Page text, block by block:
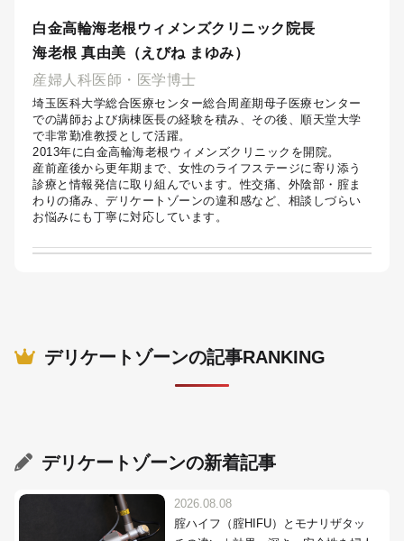
白金高輪海老根ウィメンズクリニック院長
海老根 真由美（えびね まゆみ）
産婦人科医師・医学博士
埼玉医科大学総合医療センター総合周産期母子医療センター
での講師および病棟医長の経験を積み、その後、順天堂大学
で非常勤准教授として活躍。
2013年に白金高輪海老根ウィメンズクリニックを開院。
産前産後から更年期まで、女性のライフステージに寄り添う
診療と情報発信に取り組んでいます。性交痛、外陰部・腟ま
わりの痛み、デリケートゾーンの違和感など、相談しづらい
お悩みにも丁寧に対応しています。
デリケートゾーンの記事RANKING
デリケートゾーンの新着記事
2026.08.08
腟ハイフ（腟HIFU）とモナリザタッ